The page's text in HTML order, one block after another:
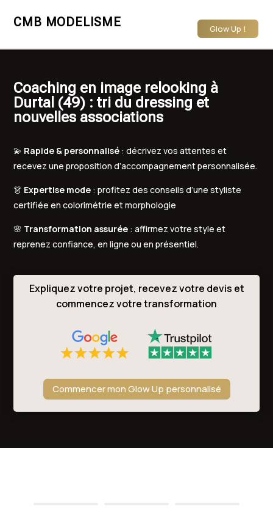
CMB MODELISME Glow Up !
Coaching en image relooking à
Durtal (49) : tri du dressing et
nouvelles associations
💫 Rapide & personnalisé : décrivez vos attentes et
recevez une proposition d’accompagnement personnalisée.
👗 Expertise mode : profitez des conseils d’une styliste
certifiée en colorimétrie et morphologie
🌸 Transformation assurée : affirmez votre style et
reprenez confiance, en ligne ou en présentiel.
Expliquez votre projet, recevez votre devis et
commencez votre transformation
Commencer mon Glow Up personnalisé